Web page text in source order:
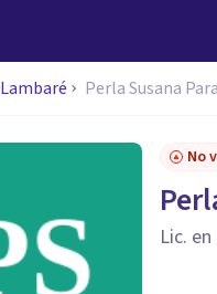
Lambaré Perla Susana
No
Lic.